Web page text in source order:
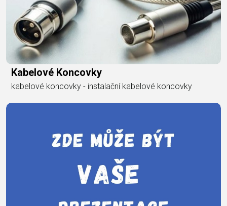
Kabelové Koncovky
kabelové koncovky - instalační kabelové koncovky